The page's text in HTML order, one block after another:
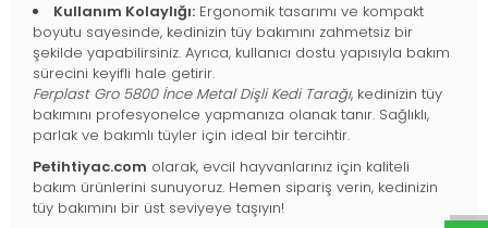
Kullanım Kolaylığı: Ergonomik tasarımı ve kompakt
boyutu sayesinde, kedinizin tüy bakımını zahmetsiz bir
şekilde yapabilirsiniz. Ayrıca, kullanıcı dostu yapısıyla bakım
sürecini keyifli hale getirir.
Ferplast Gro 5800 İnce Metal Dişli Kedi Tarağı, kedinizin tüy
bakımını profesyonelce yapmanıza olanak tanır. Sağlıklı,
parlak ve bakımlı tüyler için ideal bir tercihtir.
Petihtiyac.com olarak, evcil hayvanlarınız için kaliteli
bakım ürünlerini sunuyoruz. Hemen sipariş verin, kedinizin
tüy bakımını bir üst seviyeye taşıyın!